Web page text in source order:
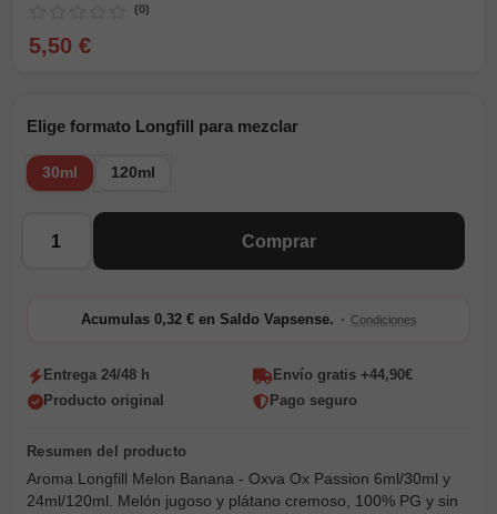
(0)
5,50 €
Elige formato Longfill para mezclar
30ml 120ml
Comprar
Acumulas 0,32 € en Saldo Vapsense. · Condiciones
Entrega 24/48 h
Envío gratis +44,90€
Producto original
Pago seguro
Aroma Longfill Melon Banana - Oxva Ox Passion 6ml/30ml y
24ml/120ml. Melón jugoso y plátano cremoso, 100% PG y sin